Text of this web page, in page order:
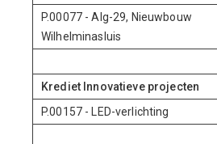
P.00077 - Alg-29, Nieuwbouw
Wilhelminasluis
Krediet Innovatieve projecten
P.00157 - LED-verlichting